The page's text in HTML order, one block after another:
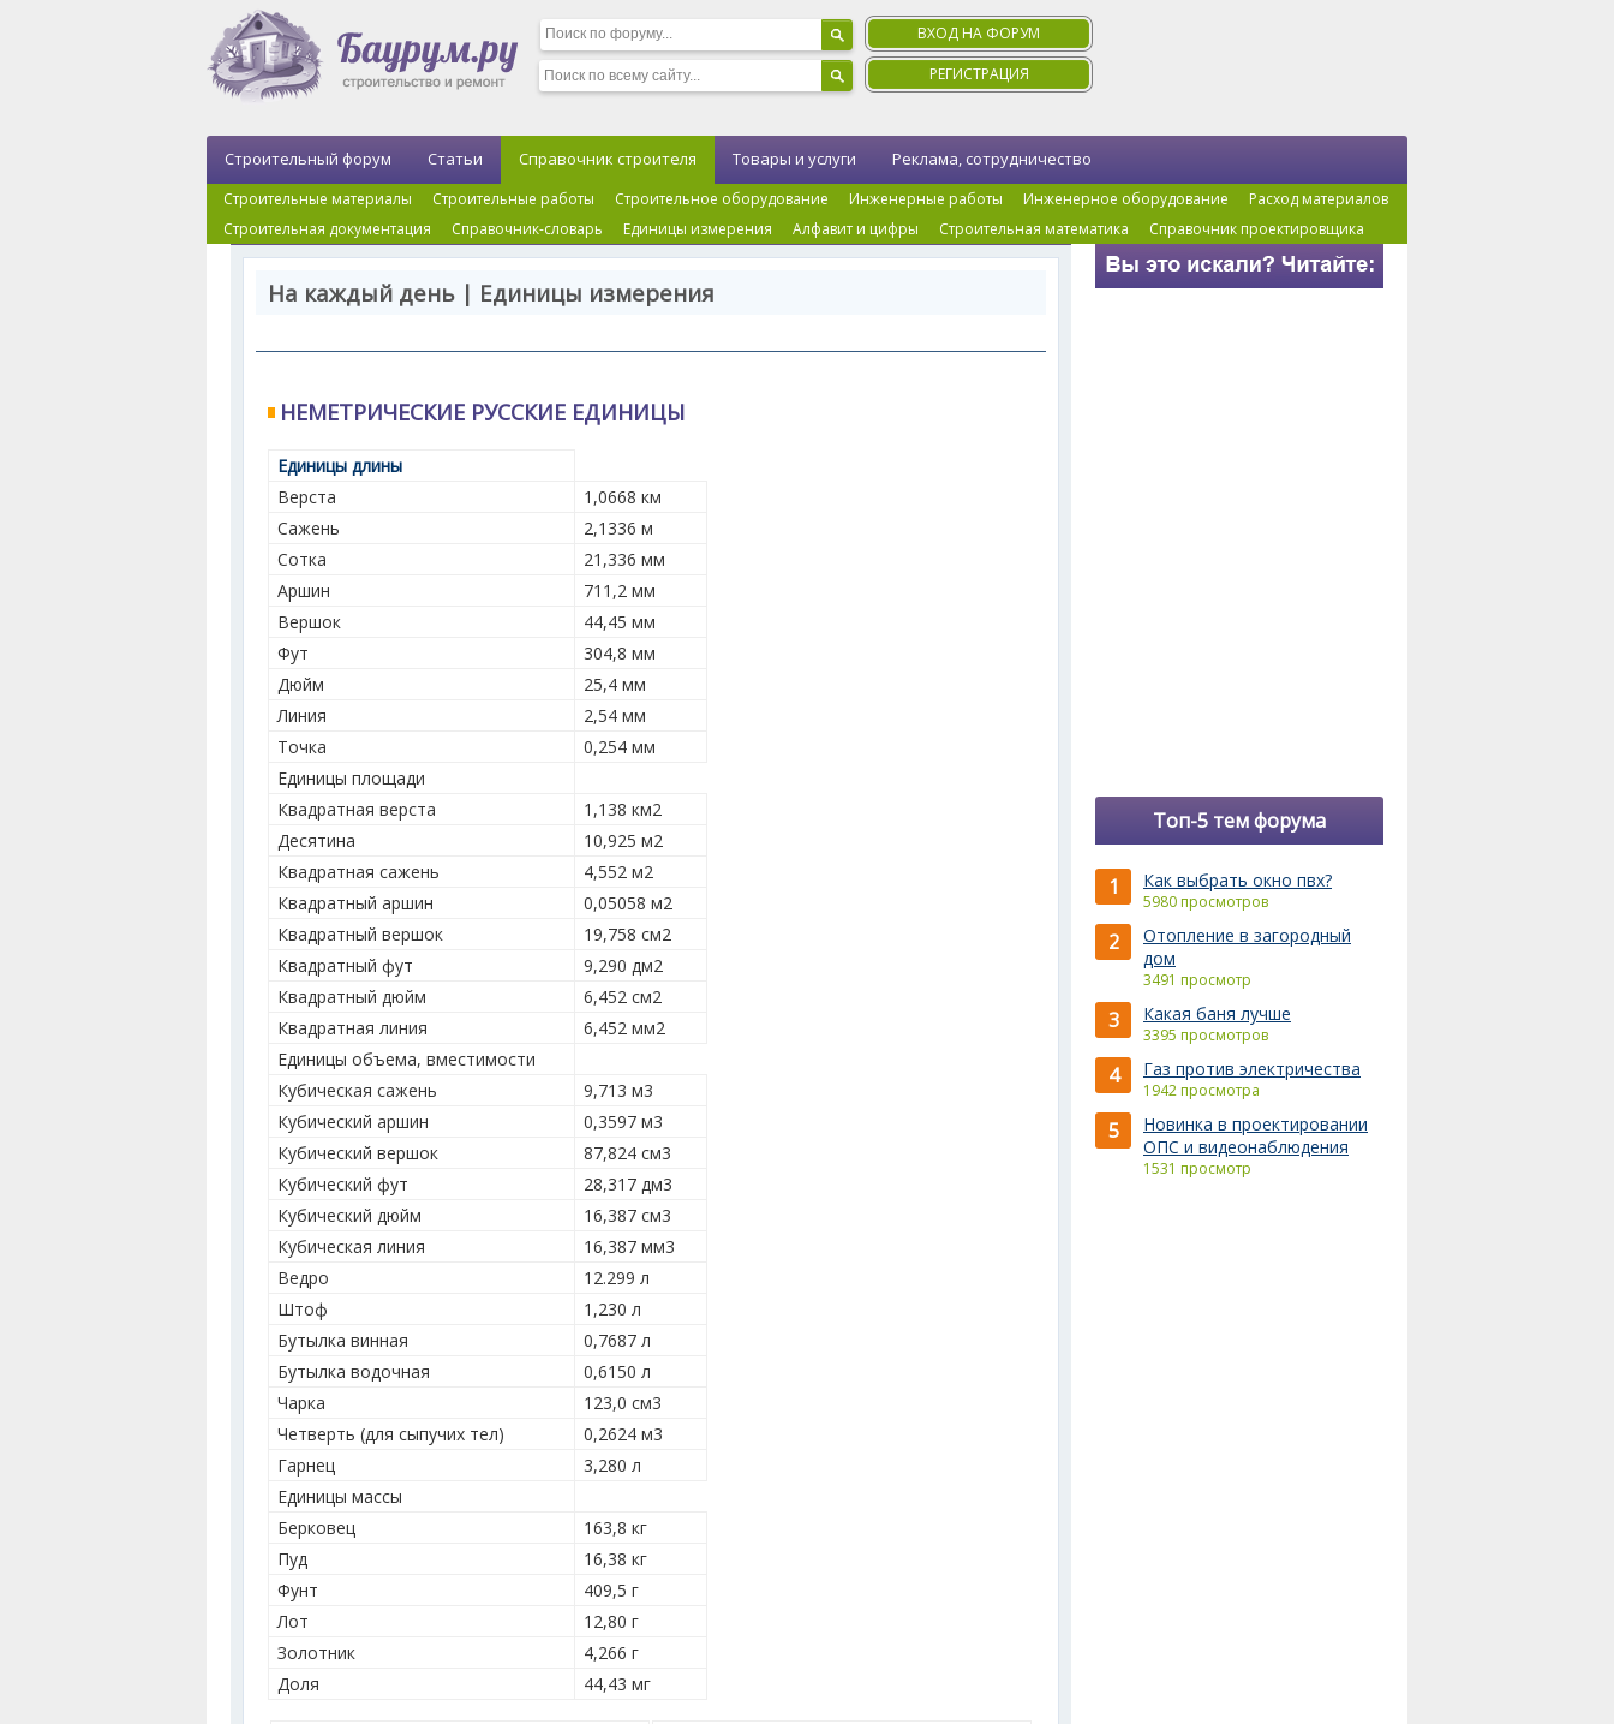
ВХОД НА ФОРУМ
РЕГИСТРАЦИЯ
Строительный форум Статьи Справочник строителя
Строительные материалы Строительные работы Строительное оборудование Инженерные работы Инженерное оборудование
Расход материалов
Строительная документация
Справочник-словарь Единицы измерения Алфавит и цифры Строительная математика Справочник проектировщика
Товары и услуги Реклама, сотрудничество
На каждый день | Единицы измерения
НЕМЕТРИЧЕСКИЕ РУССКИЕ ЕДИНИЦЫ
Единицы длины
Верста
1,0668 км
Сажень
2,1336 м
Сотка
21,336 мм
Аршин
711,2 мм
Вершок
44,45 мм
Фут
304,8 мм
Дюйм
25,4 мм
Линия
2,54 мм
Точка
0,254 мм
Единицы площади
Квадратная верста
1,138 км2
Десятина
10,925 м2
Квадратная сажень
4,552 м2
Квадратный аршин
0,05058 м2
Квадратный вершок
19,758 см2
Квадратный фут
9,290 дм2
Квадратный дюйм
6,452 см2
Квадратная линия
6,452 мм2
Единицы объема, вместимости
Кубическая сажень
9,713 м3
Кубический аршин
0,3597 м3
Кубический вершок
87,824 см3
Кубический фут
28,317 дм3
Кубический дюйм
16,387 см3
Кубическая линия
16,387 мм3
Ведро
12.299 л
Штоф
1,230 л
Бутылка винная
0,7687 л
Бутылка водочная
0,6150 л
Чарка
123,0 см3
Четверть (для сыпучих тел)
0,2624 м3
Гарнец
3,280 л
Единицы массы
Берковец
163,8 кг
Пуд
16,38 кг
Фунт
409,5 г
Лот
12,80 г
Золотник
4,266 г
Доля
44,43 мг
Топ-5 тем форума
1 Как выбрать окно пвх?
5980 просмотров
2
Отопление в загородный
дом
3491 просмотр
3 Какая баня лучше
3395 просмотров
4 Газ против электричества
1942 просмотра
5
Новинка в проектировании
ОПС и видеонаблюдения
1531 просмотр